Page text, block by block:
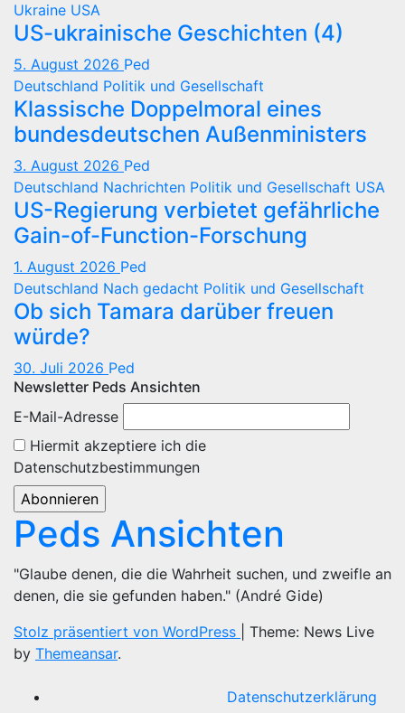
Ukraine USA
US-ukrainische Geschichten (4)
5. August 2026 Ped
Deutschland Politik und Gesellschaft
Klassische Doppelmoral eines
bundesdeutschen Außenministers
3. August 2026 Ped
Deutschland Nachrichten Politik und Gesellschaft USA
US-Regierung verbietet gefährliche
Gain-of-Function-Forschung
1. August 2026 Ped
Deutschland Nach gedacht Politik und Gesellschaft
Ob sich Tamara darüber freuen
würde?
30. Juli 2026 Ped
Newsletter Peds Ansichten
E-Mail-Adresse
Hiermit akzeptiere ich die
Datenschutzbestimmungen
Peds Ansichten
"Glaube denen, die die Wahrheit suchen, und zweifle an
denen, die sie gefunden haben." (André Gide)
Stolz präsentiert von WordPress
Theme: News Live
by Themeansar.
Datenschutzerklärung